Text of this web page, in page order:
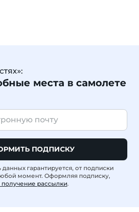
места в самолете
ПОДПИСКУ
гарантируется, от подписки
момент. Оформляя подписку,
получение рассылки.